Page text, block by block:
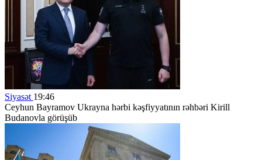
Siyasət 19:46
Ceyhun Bayramov Ukrayna hərbi kəşfiyyatının rəhbəri Kirill
Budanovla görüşüb